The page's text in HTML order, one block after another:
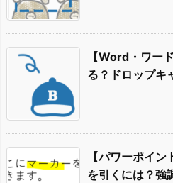
【Word・ワー
る？ドロップキ
【パワーポイ
を引くには？強